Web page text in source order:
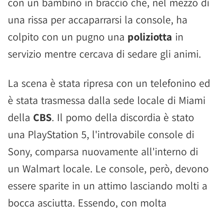
una rissa per accaparrarsi la console, ha
colpito con un pugno una poliziotta in
servizio mentre cercava di sedare gli animi.
La scena è stata ripresa con un telefonino ed
è stata trasmessa dalla sede locale di Miami
della CBS. Il pomo della discordia è stato
una PlayStation 5, l'introvabile console di
Sony, comparsa nuovamente all'interno di
un Walmart locale. Le console, però, devono
essere sparite in un attimo lasciando molti a
bocca asciutta. Essendo, con molta